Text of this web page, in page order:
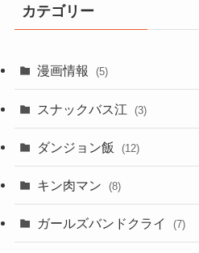
カテゴリー
漫画情報 (5)
スナックバス江 (3)
ダンジョン飯 (12)
キン肉マン (8)
ガールズバンドクライ (7)